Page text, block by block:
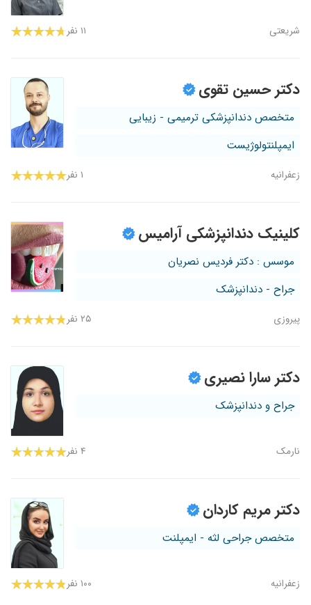
شریعتی ۱۱ نفر
دکتر حسین تقوی
متخصص دندانپزشکی ترمیمی - زیبایی
ایمپلنتولوژیست
زعفرانیه ۱ نفر
کلینیک دندانپزشکی آرامیس
موسس : دکتر فردیس نصریان
جراح - دندانپزشک
پیروزی ۲۵ نفر
دکتر سارا نصیری
جراح و دندانپزشک
نارمک ۴ نفر
دکتر مریم کاردان
متخصص جراحی لثه - ایمپلنت
زعفرانیه ۱۰۰ نفر